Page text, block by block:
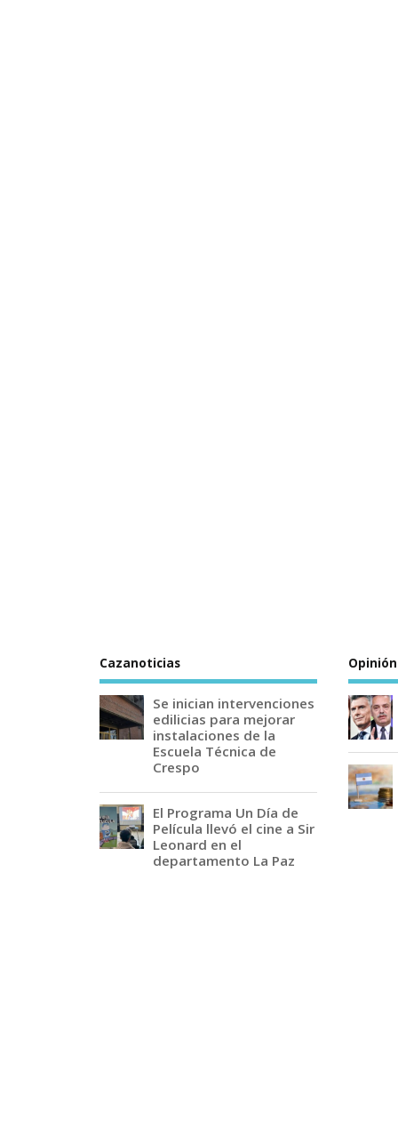
Cazanoticias
Se inician intervenciones
edilicias para mejorar
instalaciones de la
Escuela Técnica de
Crespo
El Programa Un Día de
Película llevó el cine a Sir
Leonard en el
departamento La Paz
Opinión